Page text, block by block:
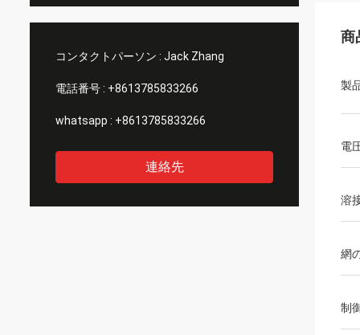
コンタクトパーソン : Jack Zhang
電話番号 : +8613785833266
whatsapp : +8613785833266
連絡先
商
製
電
溶
網
制